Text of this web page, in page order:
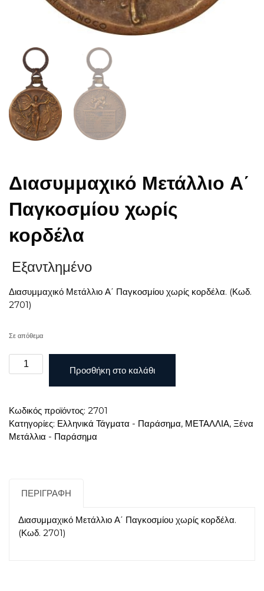
Διασυμμαχικό Μετάλλιο Α΄
Παγκοσμίου χωρίς
κορδέλα
Εξαντλημένο
Διασυμμαχικό Μετάλλιο Α΄ Παγκοσμίου χωρίς κορδέλα. (Κωδ.
2701)
Σε απόθεμα
Διασυμμαχικό
Μετάλλιο
χωρίς
κορδέλα
ποσότητα
Προσθήκη στο καλάθι
Κωδικός προϊόντος: 2701
Κατηγορίες: Ελληνικά Τάγματα - Παράσημα, ΜΕΤΑΛΛΙΑ, Ξένα
Μετάλλια - Παράσημα
ΠΕΡΙΓΡΑΦΉ
Διασυμμαχικό Μετάλλιο Α΄ Παγκοσμίου χωρίς κορδέλα.
(Κωδ. 2701)